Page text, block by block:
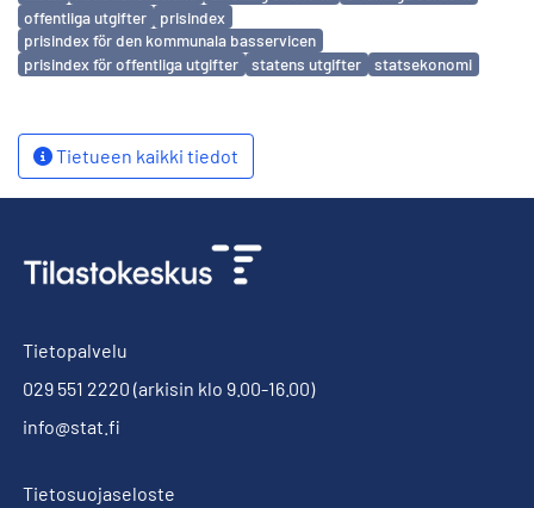
offentliga utgifter
prisindex
prisindex för den kommunala basservicen
prisindex för offentliga utgifter
statens utgifter statsekonomi
Tietueen kaikki tiedot
Tietopalvelu
029 551 2220 (arkisin klo 9.00-16.00)
info@stat.fi
Tietosuojaseloste